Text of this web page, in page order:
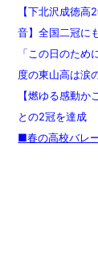
【下北沢成徳
音】全国二冠に
「この日のた
度の東山高は涙
【燃ゆる感動
との2冠を達成
■春の高校バレ